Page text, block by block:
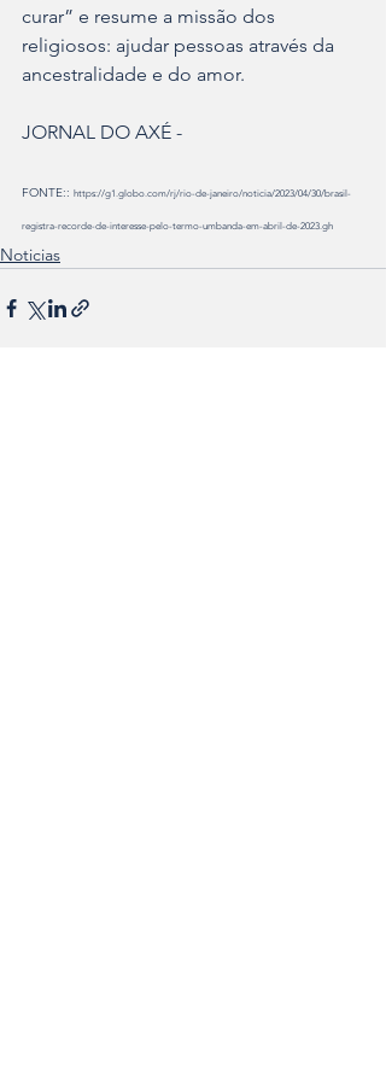
curar” e resume a missão dos
religiosos: ajudar pessoas através da
ancestralidade e do amor.
JORNAL DO AXÉ -
FONTE:: https://g1.globo.com/rj/rio-de-janeiro/noticia/2023/04/30/brasil-
registra-recorde-de-interesse-pelo-termo-umbanda-em-abril-de-2023.gh
Noticias